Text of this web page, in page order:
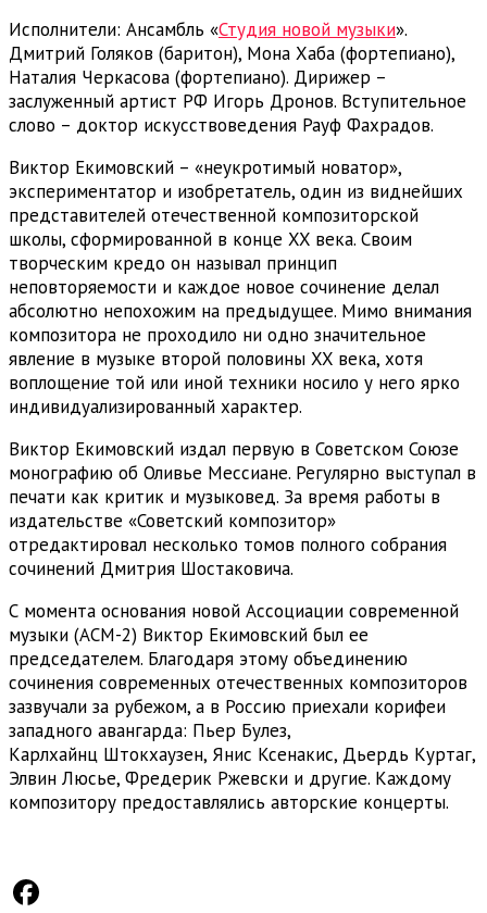
Исполнители: Ансамбль «Студия новой музыки».
Дмитрий Голяков (баритон), Мона Хаба (фортепиано),
Наталия Черкасова (фортепиано). Дирижер –
заслуженный артист РФ Игорь Дронов. Вступительное
слово – доктор искусствоведения Рауф Фахрадов.
Виктор Екимовский – «неукротимый новатор»,
экспериментатор и изобретатель, один из виднейших
представителей отечественной композиторской
школы, сформированной в конце XX века. Своим
творческим кредо он называл принцип
неповторяемости и каждое новое сочинение делал
абсолютно непохожим на предыдущее. Мимо внимания
композитора не проходило ни одно значительное
явление в музыке второй половины XX века, хотя
воплощение той или иной техники носило у него ярко
индивидуализированный характер.
Виктор Екимовский издал первую в Советском Союзе
монографию об Оливье Мессиане. Регулярно выступал в
печати как критик и музыковед. За время работы в
издательстве «Советский композитор»
отредактировал несколько томов полного собрания
сочинений Дмитрия Шостаковича.
С момента основания новой Ассоциации современной
музыки (АСМ-2) Виктор Екимовский был ее
председателем. Благодаря этому объединению
сочинения современных отечественных композиторов
зазвучали за рубежом, а в Россию приехали корифеи
западного авангарда: Пьер Булез,
Карлхайнц Штокхаузен, Янис Ксенакис, Дьердь Куртаг,
Элвин Люсье, Фредерик Ржевски и другие. Каждому
композитору предоставлялись авторские концерты.